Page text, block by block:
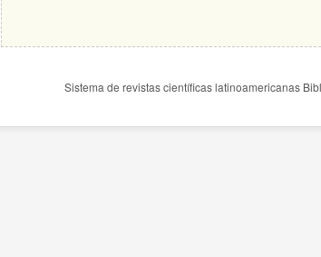
Sistema de revistas científicas latinoamericanas